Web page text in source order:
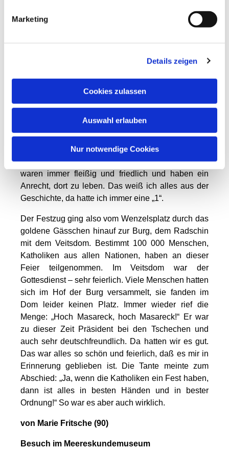
Marketing
Details zeigen
Cookies zulassen
Auswahl erlauben
Nur notwendige Cookies
einem Berg. Von Bergen und Wäldern war unser Ort
umgeben und wir lebten in Eintracht mit den
Tschechen, die in Musik und Gesang ganz groß
1928 oder 1929, so genau weiß ich es nicht mehr,
jährige Wenzels Feier statt. Der heilige Wenzel war
König von Böhmen. Er war es, der die Deutschen
ins Land geholt hat. Die Deutschen haben den
Urwald gerodet und sich sesshaft gemacht. Sie
waren immer fleißig und friedlich und haben ein
Anrecht, dort zu leben. Das weiß ich alles aus der
Geschichte, da hatte ich immer eine „1“.
Der Festzug ging also vom Wenzelsplatz durch das
goldene Gässchen hinauf zur Burg, dem Radschin
mit dem Veitsdom. Bestimmt 100 000 Menschen,
Katholiken aus allen Nationen, haben an dieser
Feier teilgenommen. Im Veitsdom war der
Gottesdienst – sehr feierlich. Viele Menschen hatten
sich im Hof der Burg versammelt, sie fanden im
Dom leider keinen Platz. Immer wieder rief die
Menge: „Hoch Masareck, hoch Masareck!“ Er war
zu dieser Zeit Präsident bei den Tschechen und
auch sehr deutschfreundlich. Da hatten wir es gut.
Das war alles so schön und feierlich, daß es mir in
Erinnerung geblieben ist. Die Tante meinte zum
Abschied: „Ja, wenn die Katholiken ein Fest haben,
dann ist alles in besten Händen und in bester
Ordnung!“ So war es aber auch wirklich.
von Marie Fritsche (90)
Besuch im Meereskundemuseum